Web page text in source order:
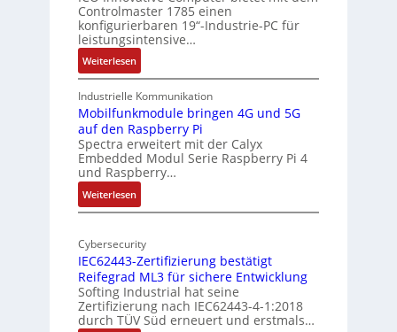
t
e
r
c
a
I
a
n
d
E
g
e
Controlmaster 1785 einen
konfigurierbaren 19“-Industrie-PC für
leistungsintensive…
Weiterlesen:
1
9
-
Z
o
l
l
-
I
d
u
t
r
i
Industrielle Kommunikation
Mobilfunkmodule bringen 4G und 5G
auf den Raspberry Pi
Spectra erweitert mit der Calyx
Embedded Modul Serie Raspberry Pi 4
und Raspberry…
Weiterlesen:
M
b
i
f
u
n
Cybersecurity
IEC62443-Zertifizierung bestätigt
Reifegrad ML3 für sichere Entwicklung
Softing Industrial hat seine
Zertifizierung nach IEC62443-4-1:2018
durch TÜV Süd erneuert und erstmals…